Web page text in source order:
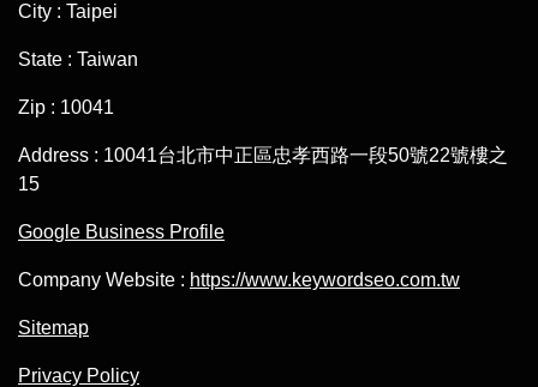
City : Taipei
State : Taiwan
Zip : 10041
Address : 10041台北市中正區忠孝西路一段50號22號樓之
15
Google Business Profile
Company Website : https://www.keywordseo.com.tw
Sitemap
Privacy Policy